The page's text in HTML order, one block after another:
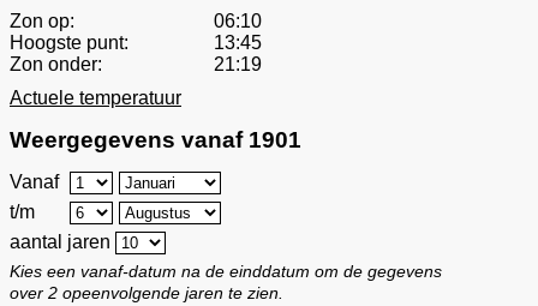
Zon op:
06:10
Hoogste punt:
13:45
Zon onder:
21:19
Actuele temperatuur
Weergegevens vanaf 1901
Vanaf
t/m
aantal jaren
Kies een vanaf-datum na de einddatum om de gegevens
over 2 opeenvolgende jaren te zien.